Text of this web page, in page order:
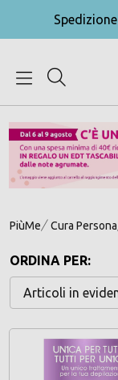
Spedizione
PiùMe Cura Persona
ORDINA PER: